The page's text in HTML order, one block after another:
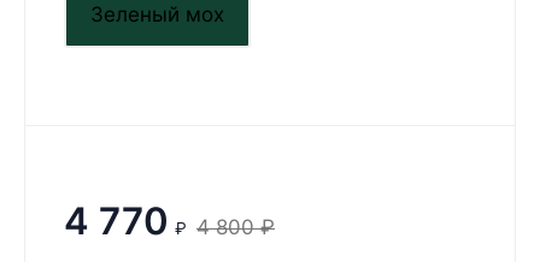
Зеленый мох
4 770 ₽ 4 800 ₽